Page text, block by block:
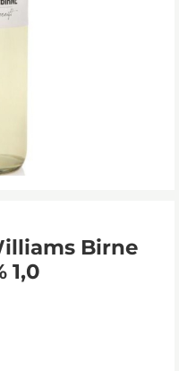
Birne
1,0